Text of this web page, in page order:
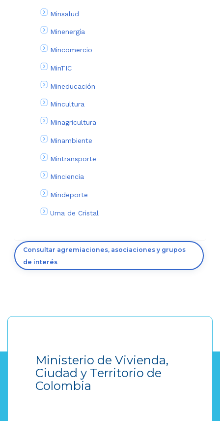
Minsalud
Minenergía
Mincomercio
MinTIC
Mineducación
Mincultura
Minagricultura
Minambiente
Mintransporte
Minciencia
Mindeporte
Urna de Cristal
Consultar agremiaciones, asociaciones y grupos
de interés
Ministerio de Vivienda,
Ciudad y Territorio de
Colombia